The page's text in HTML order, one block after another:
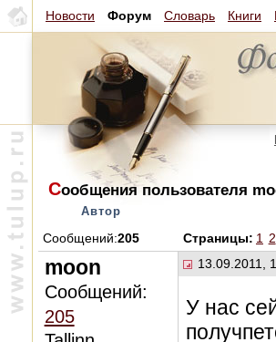
Новости Форум Словарь Книги
Сообщения пользователя
Автор
Сообщений:205 Страницы: 1 2
moon
Сообщений:
205
13.09.2011,
У нас